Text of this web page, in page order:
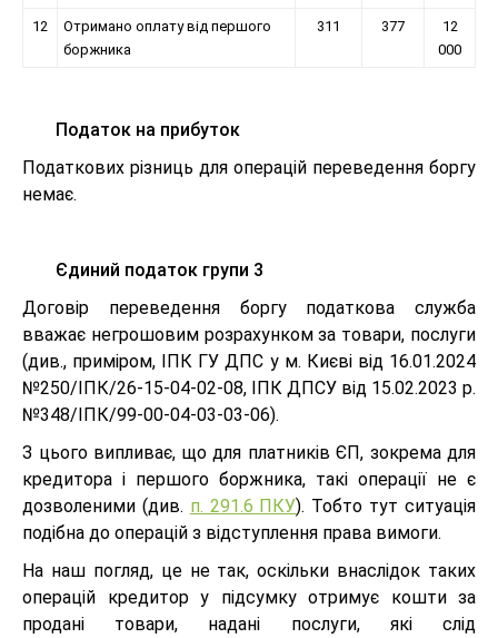
12
Отримано оплату від першого
боржника
311 377
12
000
Податок на прибуток
Податкових різниць для операцій переведення боргу
немає.
Єдиний податок групи 3
Договір переведення боргу податкова служба
вважає негрошовим розрахунком за товари, послуги
(див., приміром, ІПК ГУ ДПС у м. Києві від 16.01.2024
№250/ІПК/26-15-04-02-08, ІПК ДПСУ від 15.02.2023 р.
№348/ІПК/99-00-04-03-03-06).
З цього випливає, що для платників ЄП, зокрема для
кредитора і першого боржника, такі операції не є
дозволеними (див. п. 291.6 ПКУ). Тобто тут ситуація
подібна до операцій з відступлення права вимоги.
На наш погляд, це не так, оскільки внаслідок таких
операцій кредитор у підсумку отримує кошти за
продані товари, надані послуги, які слід